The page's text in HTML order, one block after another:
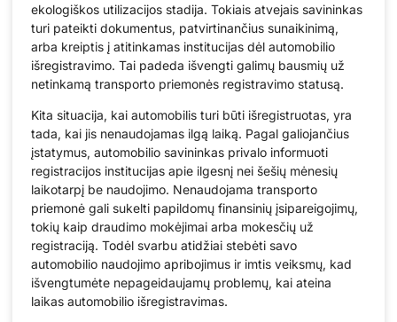
ekologiškos utilizacijos stadija. Tokiais atvejais savininkas
turi pateikti dokumentus, patvirtinančius sunaikinimą,
arba kreiptis į atitinkamas institucijas dėl automobilio
išregistravimo. Tai padeda išvengti galimų bausmių už
netinkamą transporto priemonės registravimo statusą.
Kita situacija, kai automobilis turi būti išregistruotas, yra
tada, kai jis nenaudojamas ilgą laiką. Pagal galiojančius
įstatymus, automobilio savininkas privalo informuoti
registracijos institucijas apie ilgesnį nei šešių mėnesių
laikotarpį be naudojimo. Nenaudojama transporto
priemonė gali sukelti papildomų finansinių įsipareigojimų,
tokių kaip draudimo mokėjimai arba mokesčių už
registraciją. Todėl svarbu atidžiai stebėti savo
automobilio naudojimo apribojimus ir imtis veiksmų, kad
išvengtumėte nepageidaujamų problemų, kai ateina
laikas automobilio išregistravimas.